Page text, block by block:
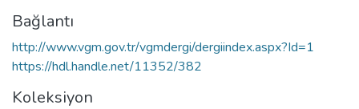
Bağlantı
http://www.vgm.gov.tr/vgmdergi/dergiindex.aspx?Id=1
https://hdl.handle.net/11352/382
Koleksiyon